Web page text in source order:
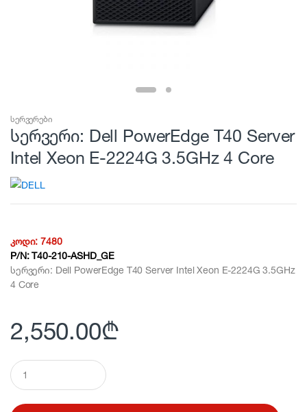
სერვერები
სერვერი: Dell PowerEdge T40 Server
Intel Xeon E-2224G 3.5GHz 4 Core
კოდი:7480
P/N:T40-210-ASHD_GE
სერვერი: Dell PowerEdge T40 Server Intel Xeon E-2224G 3.5GHz
4 Core
2,550.00₾
Q
u